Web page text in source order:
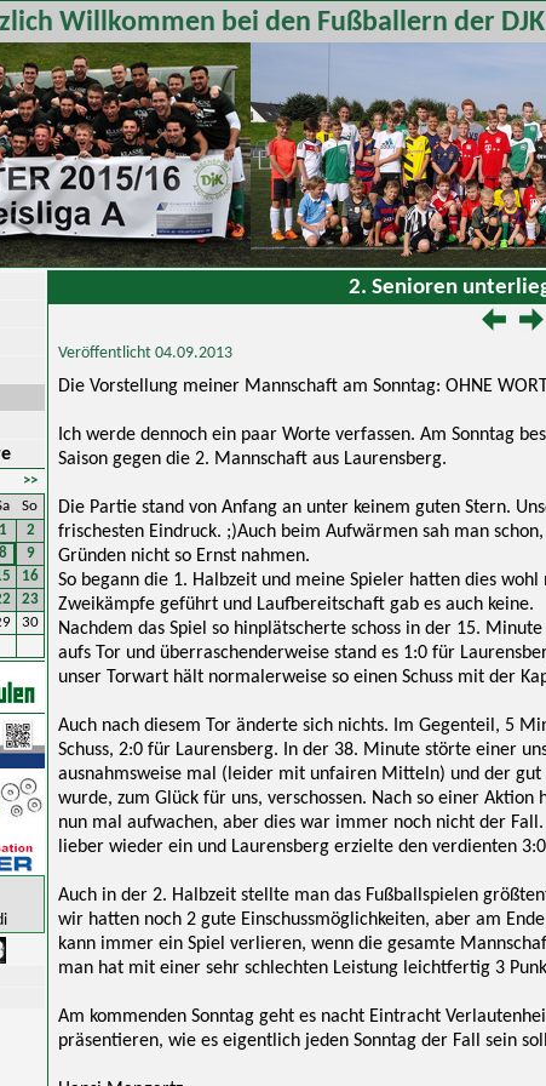
Willkommen bei den Fußballern der
>>
So
1
2
8
9
16
23
30
2. Senioren
Veröffentlicht 04.09.2013
Die Vorstellung meiner Mannschaft am Sonntag: OHNE
Ich werde dennoch ein paar Worte verfassen. Am Sonntag
Saison gegen die 2. Mannschaft aus Laurensberg.
Die Partie stand von Anfang an unter keinem guten Stern.
frischesten Eindruck. ;)Auch beim Aufwärmen sah man
Gründen nicht so Ernst nahmen.
So begann die 1. Halbzeit und meine Spieler hatten dies
Zweikämpfe geführt und Laufbereitschaft gab es auch keine.
Nachdem das Spiel so hinplätscherte schoss in der 15.
aufs Tor und überraschenderweise stand es 1:0 für
unser Torwart hält normalerweise so einen Schuss mit der
Auch nach diesem Tor änderte sich nichts. Im Gegenteil, 5
Schuss, 2:0 für Laurensberg. In der 38. Minute störte einer
ausnahmsweise mal (leider mit unfairen Mitteln) und der
wurde, zum Glück für uns, verschossen. Nach so einer
nun mal aufwachen, aber dies war immer noch nicht der
lieber wieder ein und Laurensberg erzielte den verdienten
Auch in der 2. Halbzeit stellte man das Fußballspielen
wir hatten noch 2 gute Einschussmöglichkeiten, aber am
kann immer ein Spiel verlieren, wenn die gesamte
man hat mit einer sehr schlechten Leistung leichtfertig 3
Am kommenden Sonntag geht es nacht Eintracht
präsentieren, wie es eigentlich jeden Sonntag der Fall sein